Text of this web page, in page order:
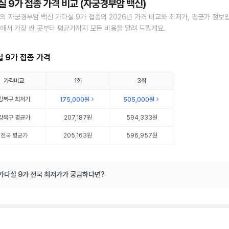
9가 접종 가격 비교 (자궁경부암 백신)
자궁경부암 백신 가다실 9가 접종의 2026년 가격 비교와 최저가, 평균가 정보
서 가장 싼 곳부터 평균가까지 모든 비용을 알려 드릴게요.
9가 접종 가격
가격비교 1회 3회
북구최저가 175,000원 505,000원
북구평균가 207,187원 594,333원
전국 평균가 205,163원 596,957원
다실 9가 전국 최저가가 궁금하다면?